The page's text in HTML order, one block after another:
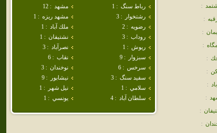
رباط سنگ :
1 مشهد :
12
رشتخوار
:
3 مشهد ريزه :
1
رضويه :
2 ملك آباد :
1
روداب :
3 نشتيفان :
1
ريوش :
1 نصرآباد :
3
سبزوار
:
9 نقاب :
6
سرخس :
6 نوخندان :
3
سفيد سنگ :
3 نيشابور :
9
سلامي :
1 نيل شهر :
1
سلطان آباد :
4 يونسي :
1
:
:
:
:
:
:
:
:
:
: